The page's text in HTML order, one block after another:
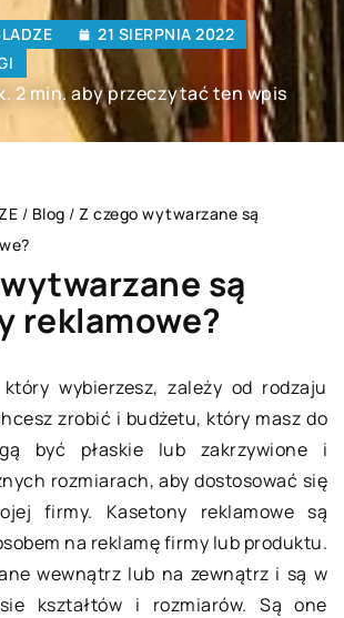
21 SIERPNIA 2022
2 min. aby przeczytać ten wpis
/ Blog / Z czego wytwarzane są
są
reklamowe?
wybierzesz, zależy od rodzaju
zrobić i budżetu, który masz do
być płaskie lub zakrzywione i
rozmiarach, aby dostosować się
firmy. Kasetony reklamowe są
na reklamę firmy lub produktu.
wewnątrz lub na zewnątrz i są w
kształtów i rozmiarów. Są one